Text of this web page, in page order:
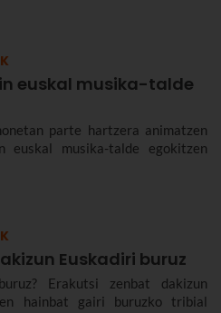
euskal musika-talde
parte hartzera animatzen
euskal musika-talde egokitzen
Euskadiri buruz
Erakutsi zenbat dakizun
hainbat gairi buruzko tribial